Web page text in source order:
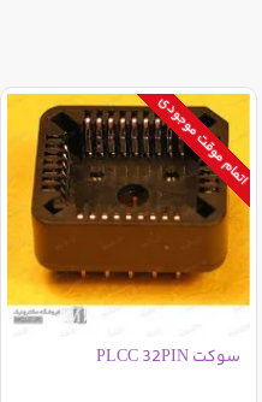
اتمام موقت موجودی
سوکت PLCC 32PIN